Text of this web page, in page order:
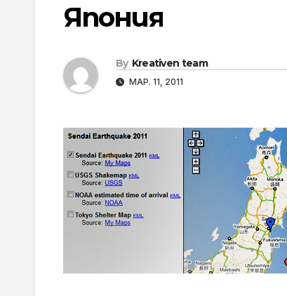
Япония
By Kreativen team
МАР. 11, 2011